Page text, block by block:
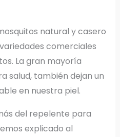
natural y casero
comerciales
La gran mayoría
salud, también dejan un
en nuestra piel.
del repelente para
explicado al